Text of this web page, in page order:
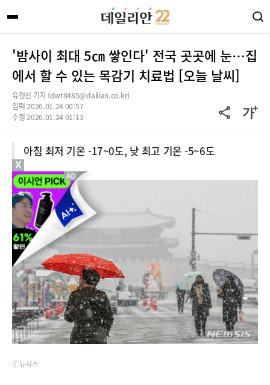
'밤사이 최대 5㎝ 쌓인다' 전국 곳곳에 눈…집
에서 할 수 있는 목감기 치료법 [오늘 날씨]
유정선 기자 (dwt8485@dailian.co.kr)
입력 2026.01.24 00:57
수정 2026.01.24 01:13
아침 최저 기온 -17~0도, 낮 최고 기온 -5~6도
ⓒ뉴시스
X